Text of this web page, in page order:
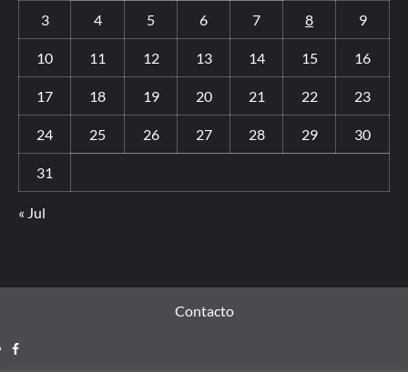
3 4 5 6 7 8 9
10 11 12 13 14 15 16
17 18 19 20 21 22 23
24 25 26 27 28 29 30
31
« Jul
Contacto